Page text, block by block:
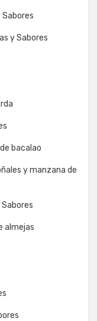
Sabores
y Sabores
bacalao
y manzana de
almejas